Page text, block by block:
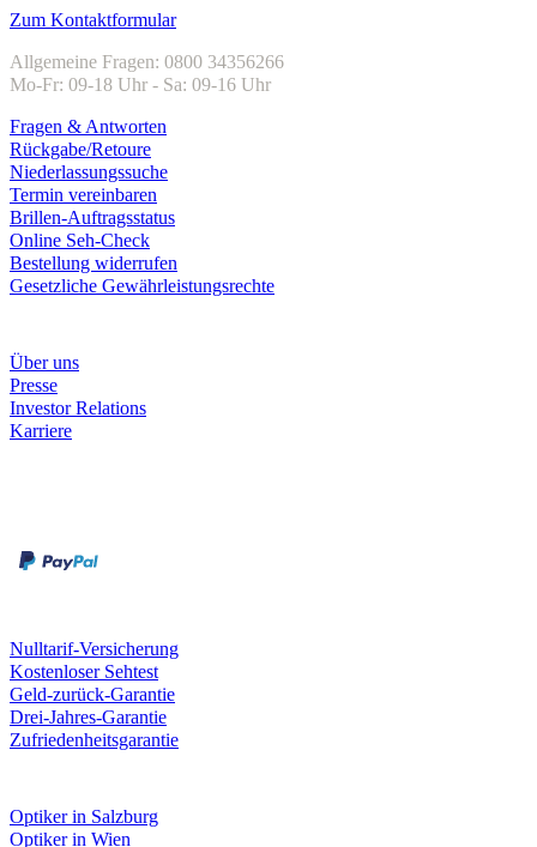
Zum Kontaktformular
Allgemeine Fragen: 0800 34356266
Mo-Fr: 09-18 Uhr - Sa: 09-16 Uhr
Fragen & Antworten
Rückgabe/Retoure
Niederlassungssuche
Termin vereinbaren
Brillen-Auftragsstatus
Online Seh-Check
Bestellung widerrufen
Gesetzliche Gewährleistungsrechte
Über uns
Presse
Investor Relations
Karriere
Nulltarif-Versicherung
Kostenloser Sehtest
Geld-zurück-Garantie
Drei-Jahres-Garantie
Zufriedenheitsgarantie
Optiker in Salzburg
Optiker in Wien